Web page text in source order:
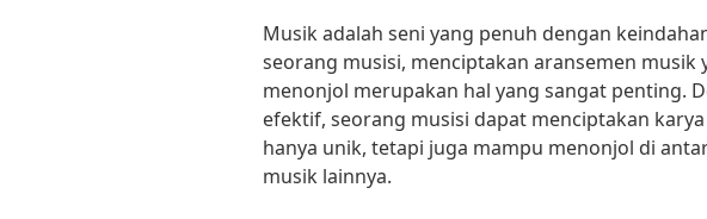
Musik adalah seni yang penuh dengan
seorang musisi, menciptakan aransemen musik
menonjol merupakan hal yang sangat penting.
efektif, seorang musisi dapat menciptakan
hanya unik, tetapi juga mampu menonjol di
musik lainnya.